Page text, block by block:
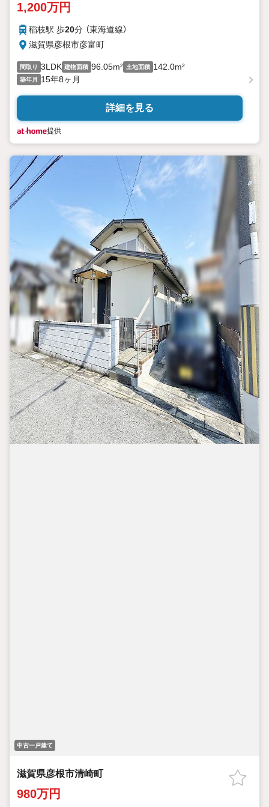
1,200万円
稲枝駅 歩20分 （東海道線）
滋賀県彦根市彦富町
間取り 3LDK 建物面積 96.05m² 土地面積 142.0m²
築年月 15年8ヶ月
詳細を見る
提供
中古一戸建て
滋賀県彦根市清崎町
980万円